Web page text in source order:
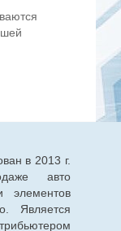
в 2013 г.
авто
элементов
Является